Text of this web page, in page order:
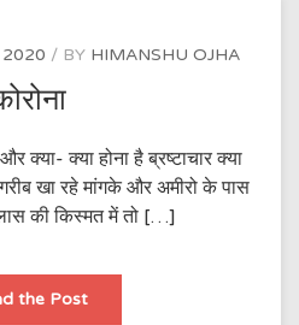
2020 BY HIMANSHU OJHA
क्या- क्या होना है ब्रष्टाचार क्या
खा रहे मांगके और अमीरो के पास
की किस्मत में तो […]
the Postकोरोना